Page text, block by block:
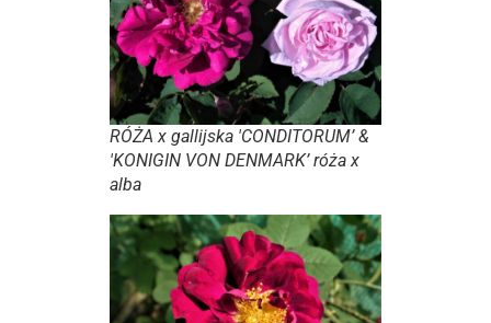
RÓŻA x gallijska 'CONDITORUM’ &
'KONIGIN VON DENMARK’ róża x
alba